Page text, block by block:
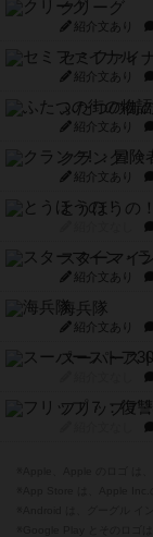
クリーグ
紹介文あり
セミファイ
紹介文あり
ふたつの街
紹介文あり
クランク! ：
紹介文あり
とうほうの！
スターマイ
紹介文あり
海兵隊
紹介文あり
スーパース
フリップ７